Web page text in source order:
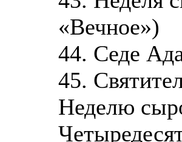
«Вечное»)
44. Седе
45.
Неделю